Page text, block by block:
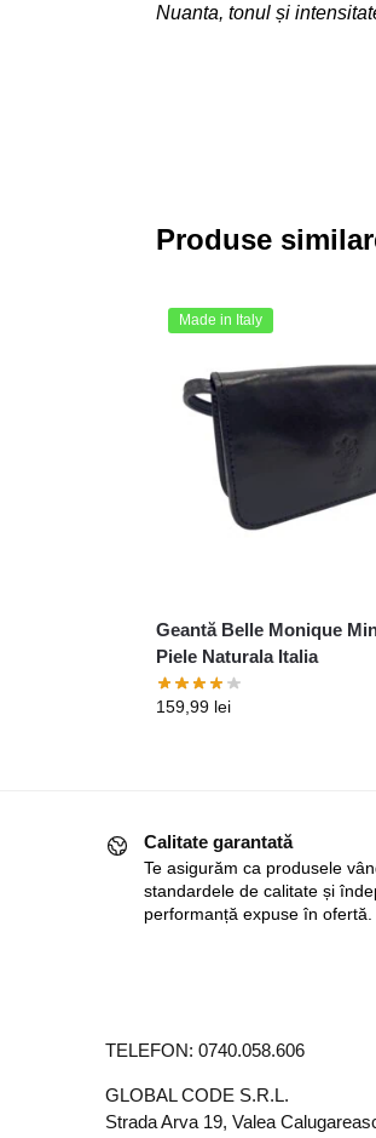
Nuanta, tonul și
Produse
Made in Italy
Geantă Belle Monique
Piele Naturala Italia
159,99 lei
Calitate garantată
Te asigurăm ca produsele
standardele de calitate și
performanță expuse în ofertă.
TELEFON: 0740.058.606
GLOBAL CODE S.R.L.
Strada Arva 19, Valea